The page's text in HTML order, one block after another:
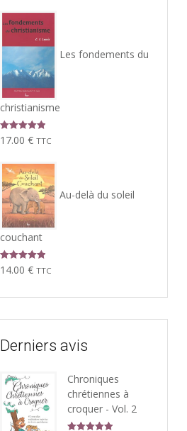
Les fondements du
christianisme
Note 5.00
17.00 € TTC
Au-delà du soleil
couchant
Note 5.00
14.00 € TTC
Derniers avis
Chroniques
chrétiennes à
croquer - Vol. 2